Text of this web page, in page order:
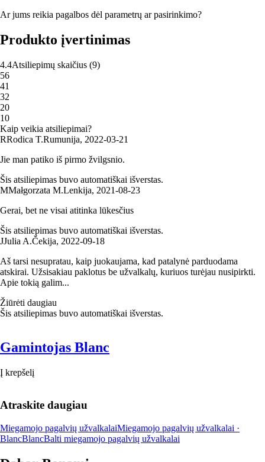
Ar jums reikia pagalbos dėl parametrų ar pasirinkimo?
Produkto įvertinimas
4.4Atsiliepimų skaičius (9)
56
41
32
20
10
Kaip veikia atsiliepimai?
RRodica T.Rumunija, 2022‑03‑21
Jie man patiko iš pirmo žvilgsnio.
Šis atsiliepimas buvo automatiškai išverstas.
MMałgorzata M.Lenkija, 2021‑08‑23
Gerai, bet ne visai atitinka lūkesčius
Šis atsiliepimas buvo automatiškai išverstas.
JJulia A.Čekija, 2022‑09‑18
Aš tarsi nesupratau, kaip juokaujama, kad patalynė parduodama
atskirai. Užsisakiau paklotus be užvalkalų, kuriuos turėjau nusipirkti.
Apie tokią galim...
Žiūrėti daugiau
Šis atsiliepimas buvo automatiškai išverstas.
Gamintojas Blanc
Į krepšelį
Atraskite daugiau
Miegamojo pagalvių užvalkalaiMiegamojo pagalvių užvalkalai ·
BlancBlancBalti miegamojo pagalvių užvalkalai